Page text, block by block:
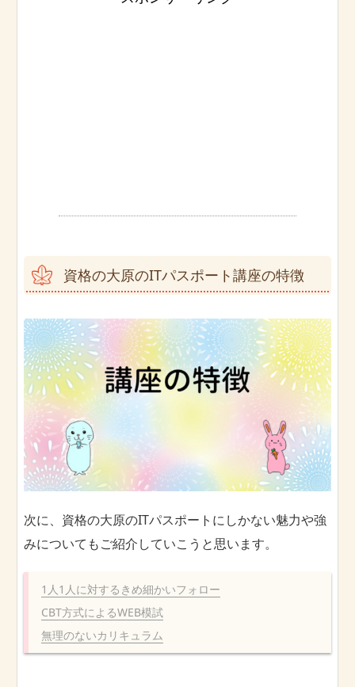
資格の大原のITパスポート講座の特徴
次に、資格の大原のITパスポートにしかない魅力や強
みについてもご紹介していこうと思います。
1人1人に対するきめ細かいフォロー
CBT方式によるWEB模試
無理のないカリキュラム